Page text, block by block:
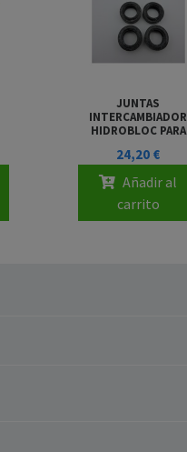
JUNTAS
INTERCAMBIADOR
HIDROBLOC PARA
GAVIN
24,20 €
Añadir al
carrito